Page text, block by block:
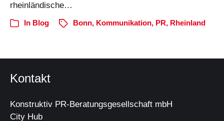
rheinländische…
In Blog Bonn, Kommunikation, PR, Rheinland
Kontakt
Konstruktiv PR-Beratungsgesellschaft mbH
City Hub